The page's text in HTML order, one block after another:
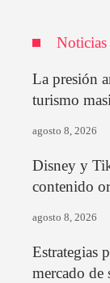
Noticias
La presión
turismo
agosto 8, 2026
Disney y
contenido
agosto 8, 2026
Estrategias
mercado de